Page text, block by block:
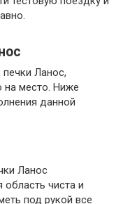
Ланос,
на место. Ниже
данной
Ланос
чиста и
под рукой все